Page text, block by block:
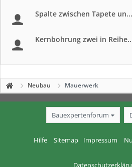
Spalte zwischen Tapete un...
Kernbohrung zwei in
Neubau Mauerwerk
Bauexpertenforum
Hilfe Sitemap Impressum